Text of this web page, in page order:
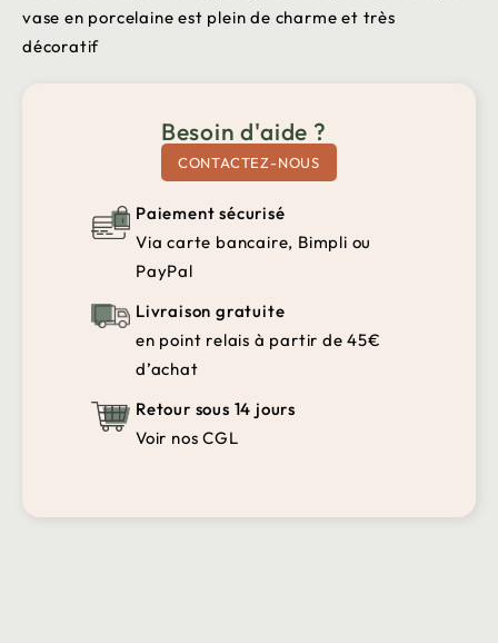
vase en porcelaine est plein de charme et très
décoratif
Besoin d'aide ?
CONTACTEZ-NOUS
Paiement sécurisé
Via carte bancaire, Bimpli ou
PayPal
Livraison gratuite
en point relais à partir de 45€
d’achat
Retour sous 14 jours
Voir nos CGL